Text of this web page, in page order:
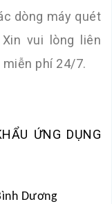
dòng máy quét
vui lòng liên
phí 24/7.
ỨNG DỤNG
Dương